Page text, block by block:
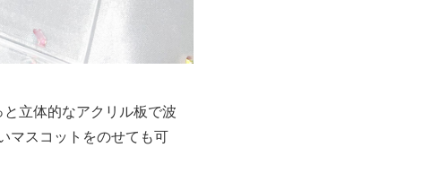
立体的なアクリル板で波
マスコットをのせても可